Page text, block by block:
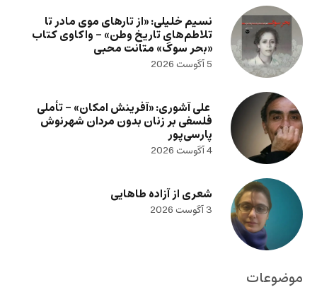
نسیم خلیلی: «از تارهای موی مادر تا
تلاطم‌های تاریخ وطن» – واکاوی کتاب
«بحر سوگ» متانت محبی
5 آگوست 2026
علی آشوری: «آفرینش امکان» – تأملی
فلسفی بر زنان بدون مردان شهرنوش
پارسی‌پور
4 آگوست 2026
شعری از آزاده طاهایی
3 آگوست 2026
موضوعات